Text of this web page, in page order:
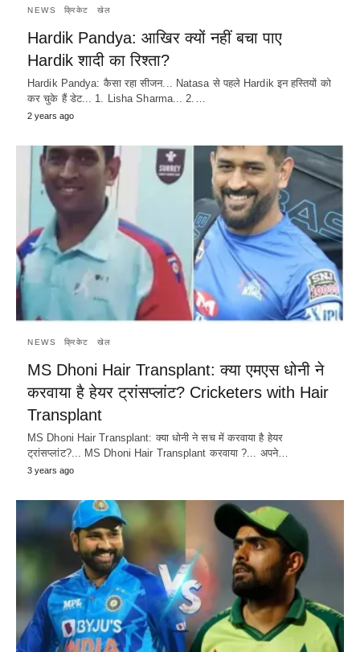
NEWS क्रिकेट खेल
Hardik Pandya: आखिर क्यों नहीं बचा पाए
Hardik शादी का रिश्ता?
Hardik Pandya: कैसा रहा सीजन... Natasa से पहले Hardik इन हस्तियों को
कर चुके हैं डेट... 1. Lisha Sharma... 2.…
2 years ago
NEWS क्रिकेट खेल
MS Dhoni Hair Transplant: क्या एमएस धोनी ने
करवाया है हेयर ट्रांसप्लांट? Cricketers with Hair
Transplant
MS Dhoni Hair Transplant: क्या धोनी ने सच में करवाया है हेयर
ट्रांसप्लांट?... MS Dhoni Hair Transplant करवाया ?... अपने…
3 years ago